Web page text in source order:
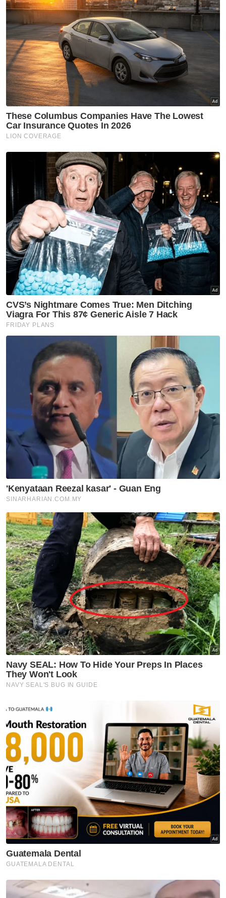
Perdana Menteri turut menyentuh tentang
penglibatan berterusan Malaysia dalam
usaha keselamatan pelbagai hala seperti
jawatankuasa sempadan bersama, Kawalan
Selat Melaka (MSP) dan rangka kerja
kerjasama tiga hala yang telah membuahkan
hasil dalam keselamatan maritim.
"Kami menganggap kedudukan berkecuali
ASEAN memerlukan komitmen yang kuat
jiran dan rakan kami, Timur dan Barat,
Amerika Syarikat, China, India, Australia dan
yang lain dan bagi saya, ini bermakna
penglibatan yang benar-benar strategik
dengan rakan kongsi yang akan menjamin
dan memastikan keamanan untuk masa kini
dan masa depan," katanya.
Beliau juga mengulangi pendirian global
Malaysia mengenai keamanan dan
keselamatan termasuk peranannya dalam
misi pengaman Pertubuhan Bangsa-Bangsa
Bersatu dan sokongannya terhadap inisiatif
inklusif seperti agenda Wanita, Keamanan
dan Keselamatan.
LIMA'25 merupakan anjuran bersama antara
Kementerian Pertahanan dengan Global
Exhibitions and Conferences Sdn Bhd (GEC)
yang memberi penekanan pada inovasi dan
peningkatan daya saing dalam kalangan
pemain industri sejajar perkembangan
teknologi semasa.
Bertemakan "Inovasi Hari Ini Pencapaian
Masa Hadapan", LIMA'25 berlangsung di
Langkawi, Kedah dan merupakan pameran
terbesar dalam industri maritim dan
aeroangkasa di Asia Tenggara sejak
dianjurkan kali pertama pada 1991. - Bernama
Muat turun aplikasi Sinar Harian.Klik di sini!
Kerajaan & Polisi
Keselamatan
Pengangkutan
Artikel Disyorkan
Nasional
Perkukuh kawalan
keselamatan semua lapangan
terbang, pintu masuk negara,
titah Agong
Nasional
Agong titah siasat Laporan RCI
Tabung Haji 'sehingga ke
lubang cacing'
Nasional
Lima kawasan di Sarawak